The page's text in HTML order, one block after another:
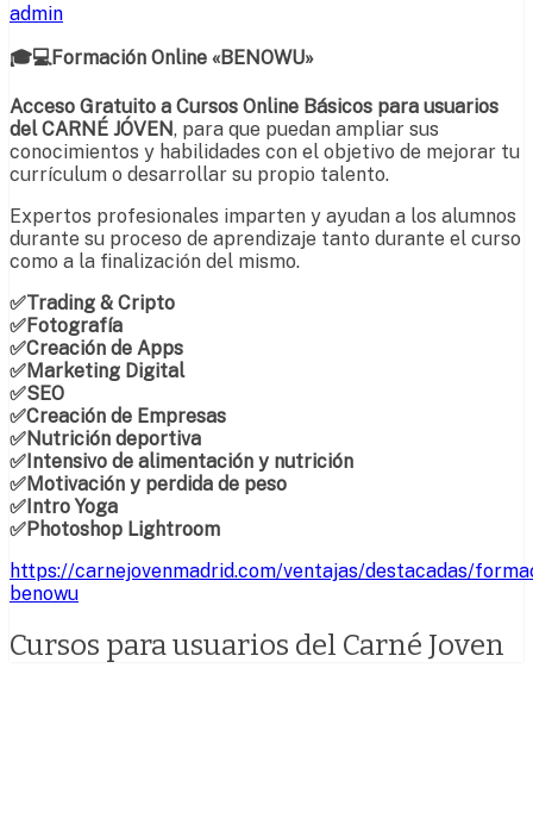
admin
🎓💻Formación Online «BENOWU»
Acceso Gratuito a Cursos Online Básicos para usuarios
del CARNÉ JÓVEN, para que puedan ampliar sus
conocimientos y habilidades con el objetivo de mejorar tu
currículum o desarrollar su propio talento.
Expertos profesionales imparten y ayudan a los alumnos
durante su proceso de aprendizaje tanto durante el curso
como a la finalización del mismo.
✅Trading & Cripto
✅Fotografía
✅Creación de Apps
✅Marketing Digital
✅SEO
✅Creación de Empresas
✅Nutrición deportiva
✅Intensivo de alimentación y nutrición
✅Motivación y perdida de peso
✅Intro Yoga
✅Photoshop Lightroom
https://carnejovenmadrid.com/ventajas/destacadas/
benowu
Cursos para usuarios del Carné Joven